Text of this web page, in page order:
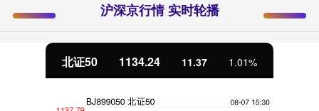
沪深京行情 实时轮播
北证50 1134.24 11.37 1.01%